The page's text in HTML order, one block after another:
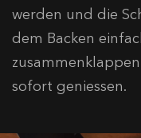
werden und die
dem Backen
sofort geniessen.